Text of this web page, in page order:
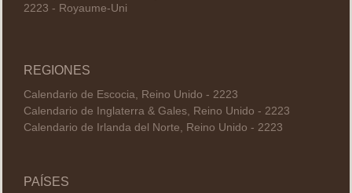
2223 - Royaume-Uni
REGIONES
Calendario de Escocia, Reino Unido - 2223
Calendario de Inglaterra & Gales, Reino Unido - 2223
Calendario de Irlanda del Norte, Reino Unido - 2223
PAÍSES